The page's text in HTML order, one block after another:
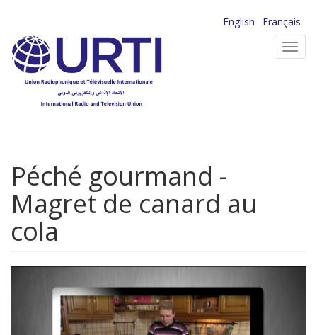
contenu
principal
English
Français
Péché gourmand -
Magret de canard au
cola